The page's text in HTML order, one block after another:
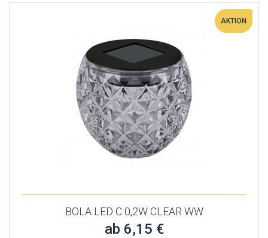
AKTION
BOLA LED C 0,2W CLEAR WW
ab 6,15 €